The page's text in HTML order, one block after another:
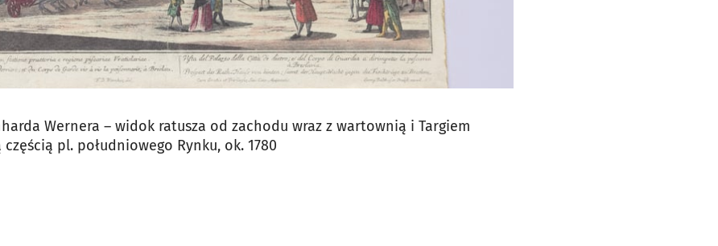
Wernera – widok ratusza od zachodu wraz z wartownią i Targiem
pl. południowego Rynku, ok. 1780